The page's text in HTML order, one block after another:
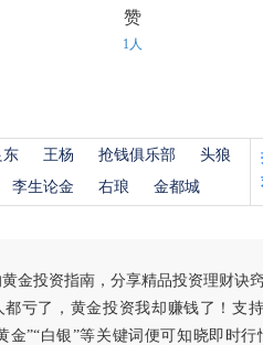
赞
1人
东 王杨 抢钱俱乐部
头狼
李生论金 右琅 金都城
金投资指南，分享精品投资理财诀
都亏了，黄金投资我却赚钱了！支
金”“白银”等关键词便可知晓即时